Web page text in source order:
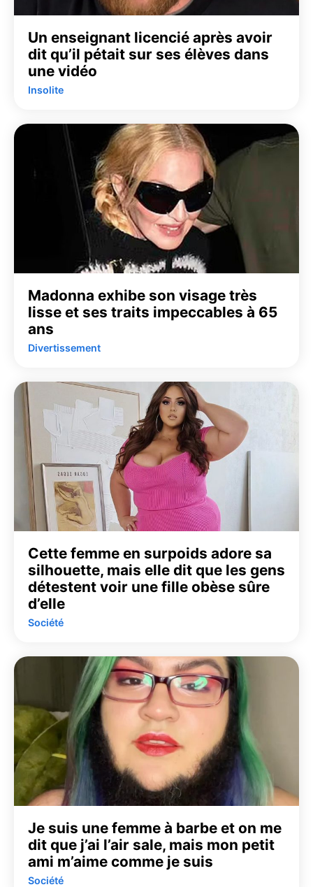
Un enseignant licencié après avoir
dit qu’il pétait sur ses élèves dans
une vidéo
Insolite
Madonna exhibe son visage très
lisse et ses traits impeccables à 65
ans
Divertissement
Cette femme en surpoids adore sa
silhouette, mais elle dit que les gens
détestent voir une fille obèse sûre
d’elle
Société
Je suis une femme à barbe et on me
dit que j’ai l’air sale, mais mon petit
ami m’aime comme je suis
Société